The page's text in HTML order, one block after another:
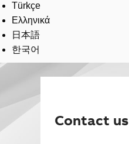
Türkçe
Ελληνικά
日本語
한국어
Contact us